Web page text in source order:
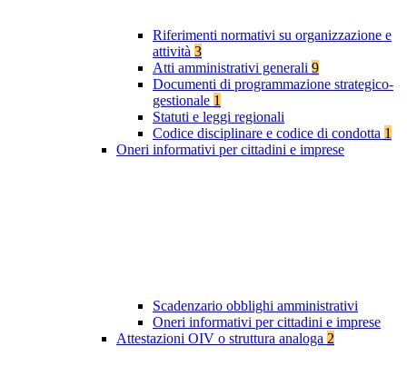
Riferimenti normativi su organizzazione e
attività 3
Atti amministrativi generali 9
Documenti di programmazione strategico-
gestionale 1
Statuti e leggi regionali
Codice disciplinare e codice di condotta 1
Oneri informativi per cittadini e imprese
Scadenzario obblighi amministrativi
Oneri informativi per cittadini e imprese
Attestazioni OIV o struttura analoga 2